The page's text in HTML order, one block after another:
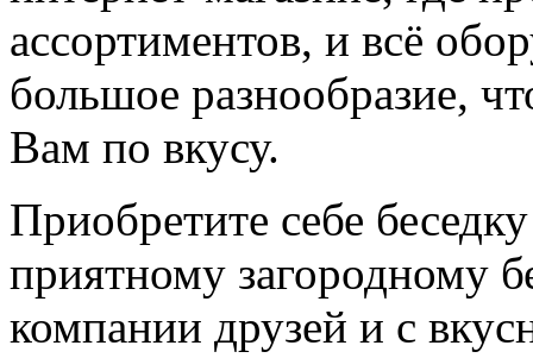
ассортиментов, и всё
большое разнообразие,
Вам по вкусу.
Приобретите себе
приятному загородному
компании друзей и с